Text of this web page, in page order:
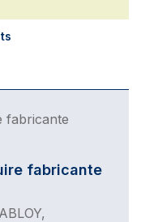
fabricante